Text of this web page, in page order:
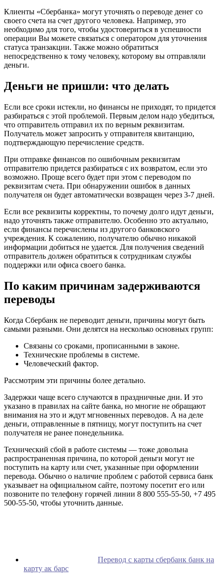
Клиенты «Сбербанка» могут уточнять о переводе денег со
своего счета на счет другого человека. Например, это
необходимо для того, чтобы удостовериться в успешности
операции Вы можете связаться с оператором для уточнения
статуса транзакции. Также можно обратиться
непосредственно к тому человеку, которому вы отправляли
деньги.
Деньги не пришли: что делать
Если все сроки истекли, но финансы не приходят, то придется
разбираться с этой проблемой. Первым делом надо убедиться,
что отправитель отправил их по верным реквизитам.
Получатель может запросить у отправителя квитанцию,
подтверждающую перечисление средств.
При отправке финансов по ошибочным реквизитам
отправителю придется разбираться с их возвратом, если это
возможно. Проще всего будет при этом с переводом по
реквизитам счета. При обнаружении ошибок в данных
получателя он будет автоматически возвращен через 3-7 дней.
Если все реквизиты корректны, то почему долго идут деньги,
надо уточнять также отправителю. Особенно это актуально,
если финансы перечислены из другого банковского
учреждения. К сожалению, получателю обычно никакой
информации добиться не удается. Для получения сведений
отправитель должен обратиться к сотрудникам службы
поддержки или офиса своего банка.
По каким причинам задерживаются
переводы
Когда Сбербанк не переводит деньги, причины могут быть
самыми разными. Они делятся на несколько основных групп:
Связаны со сроками, прописанными в законе.
Технические проблемы в системе.
Человеческий фактор.
Рассмотрим эти причины более детально.
Задержки чаще всего случаются в праздничные дни. И это
указано в правилах на сайте банка, но многие не обращают
внимания на это и ждут мгновенных переводов. А на деле
деньги, отправленные в пятницу, могут поступить на счет
получателя не ранее понедельника.
Технический сбой в работе системы — тоже довольна
распространенная причина, по которой деньги могут не
поступить на карту или счет, указанные при оформлении
перевода. Обычно о наличие проблем с работой сервиса банк
указывает на официальном сайте, поэтому посетит его или
позвоните по телефону горячей линии 8 800 555‑55-50, +7 495
500‑55-50, чтобы уточнить данные.
Перевод с карты сбербанк банк на
карту ак барс